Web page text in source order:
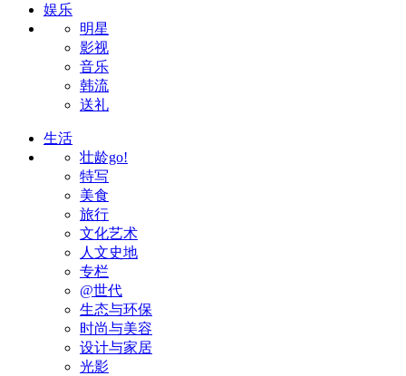
娱乐
明星
影视
音乐
韩流
送礼
生活
壮龄go!
特写
美食
旅行
文化艺术
人文史地
专栏
@世代
生态与环保
时尚与美容
设计与家居
光影